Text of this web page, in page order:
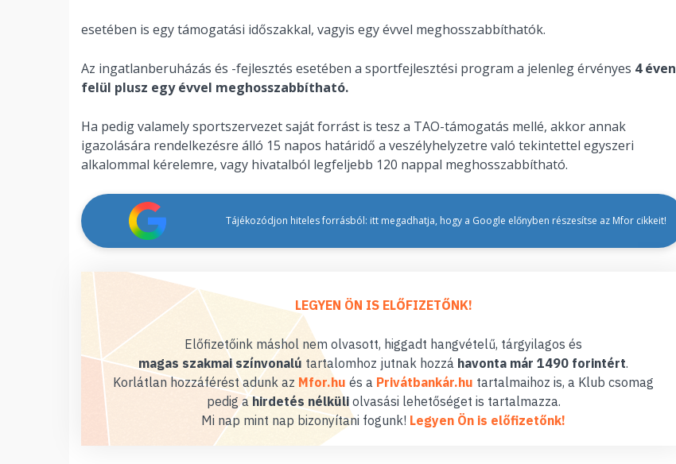
esetében is egy támogatási időszakkal, vagyis egy évvel meghosszabbíthatók.
Az ingatlanberuházás és -fejlesztés esetében a sportfejlesztési program a jelenleg érvényes 4 éven
felül plusz egy évvel meghosszabbítható.
Ha pedig valamely sportszervezet saját forrást is tesz a TAO-támogatás mellé, akkor annak
igazolására rendelkezésre álló 15 napos határidő a veszélyhelyzetre való tekintettel egyszeri
alkalommal kérelemre, vagy hivatalból legfeljebb 120 nappal meghosszabbítható.
Tájékozódjon hiteles forrásból: itt megadhatja, hogy a Google előnyben részesítse az Mfor cikkeit!
LEGYEN ÖN IS ELŐFIZETŐNK!
Előfizetőink máshol nem olvasott, higgadt hangvételű, tárgyilagos és
magas szakmai színvonalú tartalomhoz jutnak hozzá havonta már 1490 forintért.
Korlátlan hozzáférést adunk az Mfor.hu és a Privátbankár.hu tartalmaihoz is, a Klub csomag
pedig ahirdetés nélküliolvasási lehetőséget is tartalmazza.
Mi nap mint nap bizonyítani fogunk! Legyen Ön is előfizetőnk!